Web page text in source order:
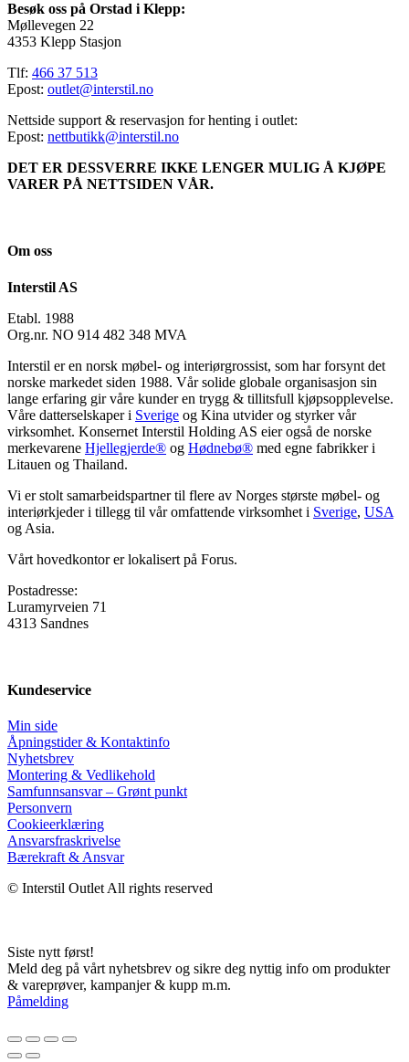
Besøk oss på Orstad i Klepp:
Møllevegen 22
4353 Klepp Stasjon
Tlf: 466 37 513
Epost: outlet@interstil.no
Nettside support & reservasjon for henting i outlet:
Epost: nettbutikk@interstil.no
DET ER DESSVERRE IKKE LENGER MULIG Å KJØPE
VARER PÅ NETTSIDEN VÅR.
Om oss
Interstil AS
Etabl. 1988
Org.nr. NO 914 482 348 MVA
Interstil er en norsk møbel- og interiørgrossist, som har forsynt det
norske markedet siden 1988. Vår solide globale organisasjon sin
lange erfaring gir våre kunder en trygg & tillitsfull kjøpsopplevelse.
Våre datterselskaper i Sverige og Kina utvider og styrker vår
virksomhet. Konsernet Interstil Holding AS eier også de norske
merkevarene Hjellegjerde® og Hødnebø® med egne fabrikker i
Litauen og Thailand.
Vi er stolt samarbeidspartner til flere av Norges største møbel- og
interiørkjeder i tillegg til vår omfattende virksomhet i Sverige, USA
og Asia.
Vårt hovedkontor er lokalisert på Forus.
Postadresse:
Luramyrveien 71
4313 Sandnes
Kundeservice
Min side
Åpningstider & Kontaktinfo
Nyhetsbrev
Montering & Vedlikehold
Samfunnsansvar – Grønt punkt
Personvern
Cookieerklæring
Ansvars­fraskrivelse
Bærekraft & Ansvar
© Interstil Outlet All rights reserved
Siste nytt først!
Meld deg på vårt nyhetsbrev og sikre deg nyttig info om produkter
& vareprøver, kampanjer & kupp m.m.
Påmelding